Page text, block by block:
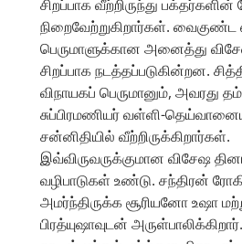
சிறப்பாக வீற்றிருந்து
நிறைவேற்றுகிறார்கள். வைகுண்ட
பெருமாளுக்கான அனைத்து
சிறப்பாக நடத்தப்படுகின்றன.
விநாயகப் பெருமானும், அவரது
சுப்பிரமணியர் வள்ளி-
சன்னிதியில் வீற்றிருக்கிறார்கள்.
இவ்விருவருக்குமான விசேஷ
வழிபாடுகள் உண்டு. சந்திரன்
அமர்ந்திருக்க சூரியனோ உஷா
பிரத்யுஷாவுடன்